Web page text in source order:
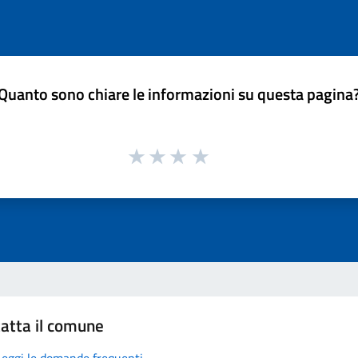
sono chiare le informazioni su questa
il comune